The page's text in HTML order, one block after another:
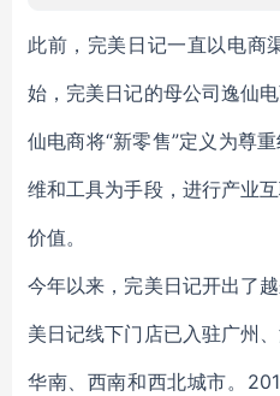
此前，完美日记一直以电商
始，完美日记的母公司逸仙
仙电商将“新零售”定义为尊
维和工具为手段，进行产业
价值。
今年以来，完美日记开出了
美日记线下门店已入驻广州
华南、西南和西北城市。